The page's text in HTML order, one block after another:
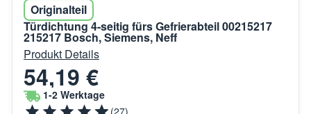
Originalteil
Türdichtung 4-seitig fürs Gefrierabteil 00215217
215217 Bosch, Siemens, Neff
Produkt Details
54,19 €
1-2 Werktage
(27)